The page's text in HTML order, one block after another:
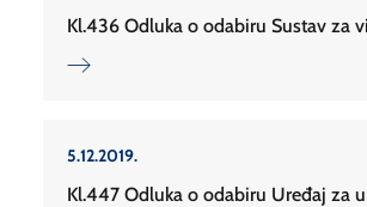
Kl.436 Odluka o odabiru Sustav za
5.12.2019.
Kl.447 Odluka o odabiru Uređaj za